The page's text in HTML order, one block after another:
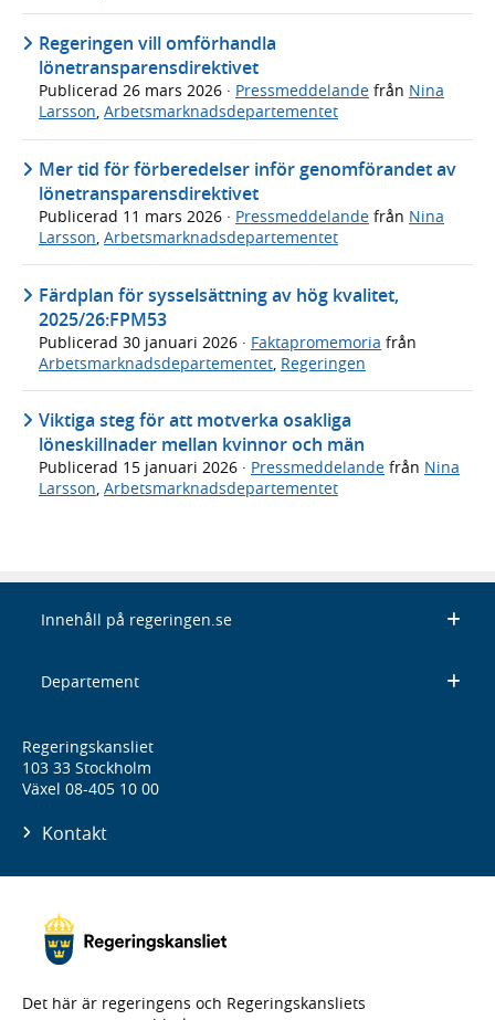
Regeringen vill omförhandla
lönetransparensdirektivet
Publicerad 26 mars 2026 · Pressmeddelande från Nina
Larsson, Arbetsmarknadsdepartementet
Mer tid för förberedelser inför genomförandet av
lönetransparensdirektivet
Publicerad 11 mars 2026 · Pressmeddelande från Nina
Larsson, Arbetsmarknadsdepartementet
Färdplan för sysselsättning av hög kvalitet,
2025/26:FPM53
Publicerad 30 januari 2026 · Faktapromemoria från
Arbetsmarknadsdepartementet Regeringen
Viktiga steg för att motverka osakliga
löneskillnader mellan kvinnor och män
Publicerad 15 januari 2026 · Pressmeddelande från Nina
Larsson, Arbetsmarknadsdepartementet
Innehåll på regeringen.se
Departement
Regeringskansliet
103 33 Stockholm
Växel 08-405 10 00
Kontakt
Det här är regeringens och Regeringskansliets